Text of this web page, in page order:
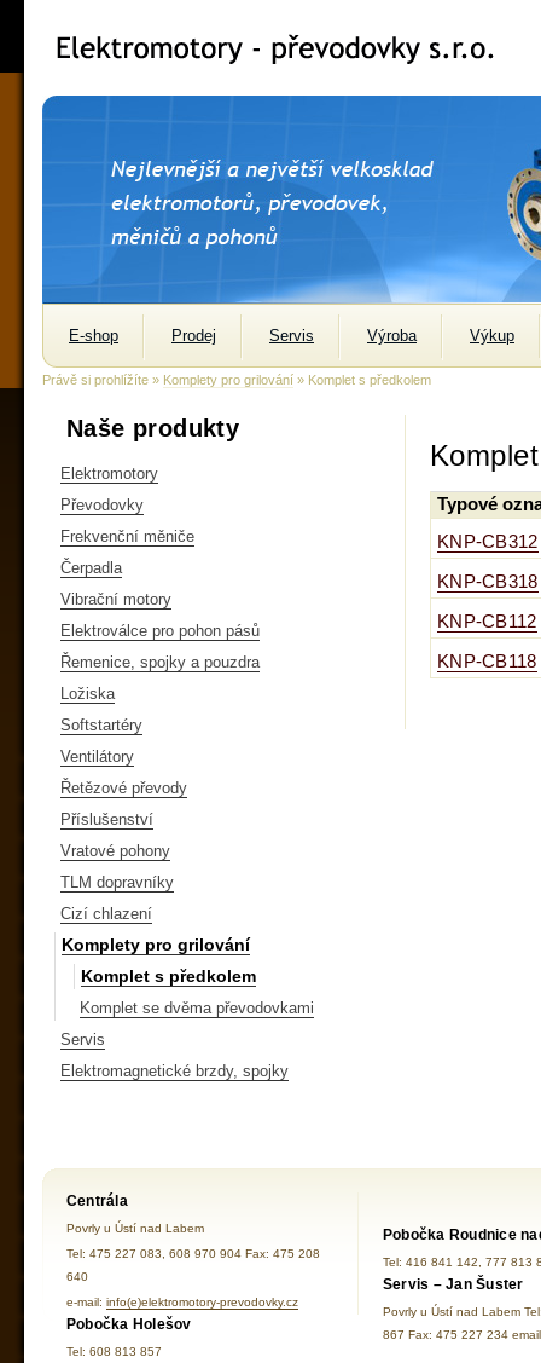
E-shop Prodej Servis Výroba Výkup
Právě si prohlížíte » Komplety pro grilování » Komplet s předkolem
Naše produkty
Elektromotory
Převodovky
Frekvenční měniče
Čerpadla
Vibrační motory
Elektroválce pro pohon pásů
Řemenice, spojky a pouzdra
Ložiska
Softstartéry
Ventilátory
Řetězové převody
Příslušenství
Vratové pohony
TLM dopravníky
Cizí chlazení
Komplety pro grilování
Komplet s předkolem
Komplet se dvěma převodovkami
Servis
Elektromagnetické brzdy, spojky
Typové
KNP-CB312
KNP-CB318
KNP-CB112
KNP-CB118
Centrála
Povrly u Ústí nad Labem
Tel: 475 227 083, 608 970 904 Fax: 475 208
640
e-mail: info(e)elektromotory-prevodovky.cz
Pobočka Holešov
Tel: 608 813 857
Pobočka Roudnice
Tel: 416 841 142, 777 813
Servis – Jan Šuster
Povrly u Ústí nad Labem
867 Fax: 475 227 234